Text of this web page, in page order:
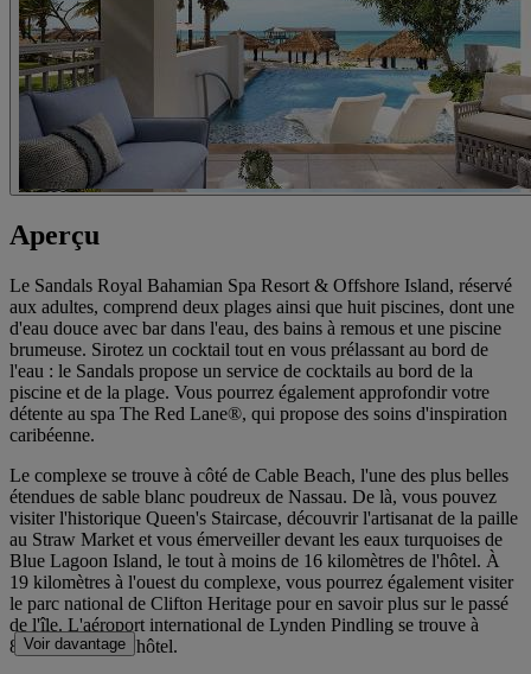
Aperçu
Le Sandals Royal Bahamian Spa Resort & Offshore Island, réservé
aux adultes, comprend deux plages ainsi que huit piscines, dont une
d'eau douce avec bar dans l'eau, des bains à remous et une piscine
brumeuse. Sirotez un cocktail tout en vous prélassant au bord de
l'eau : le Sandals propose un service de cocktails au bord de la
piscine et de la plage. Vous pourrez également approfondir votre
détente au spa The Red Lane®, qui propose des soins d'inspiration
caribéenne.
Le complexe se trouve à côté de Cable Beach, l'une des plus belles
étendues de sable blanc poudreux de Nassau. De là, vous pouvez
visiter l'historique Queen's Staircase, découvrir l'artisanat de la paille
au Straw Market et vous émerveiller devant les eaux turquoises de
Blue Lagoon Island, le tout à moins de 16 kilomètres de l'hôtel. À
19 kilomètres à l'ouest du complexe, vous pourrez également visiter
le parc national de Clifton Heritage pour en savoir plus sur le passé
de l'île. L'aéroport international de Lynden Pindling se trouve à
8 kilomètres de l'hôtel.
Voir davantage